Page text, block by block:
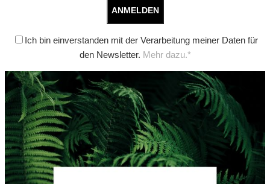
Ich bin einverstanden mit der Verarbeitung meiner Daten für
den Newsletter. Mehr dazu.*